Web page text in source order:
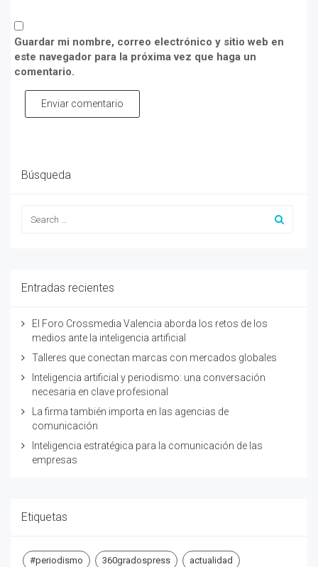
Guardar mi nombre, correo electrónico y sitio web en
este navegador para la próxima vez que haga un
comentario.
Enviar comentario
Búsqueda
Entradas recientes
El Foro Crossmedia Valencia aborda los retos de los
medios ante la inteligencia artificial
Talleres que conectan marcas con mercados globales
Inteligencia artificial y periodismo: una conversación
necesaria en clave profesional
La firma también importa en las agencias de
comunicación
Inteligencia estratégica para la comunicación de las
empresas
Etiquetas
#periodismo 360gradospress actualidad